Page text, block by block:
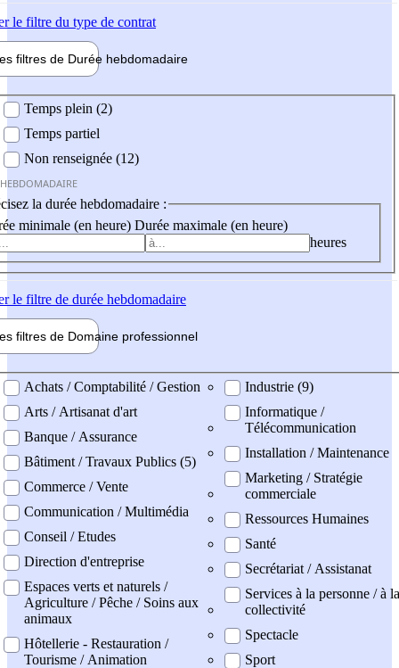
le filtre du type de contrat
filtres de Durée hebdomadaire
Temps plein (2)
Temps partiel
Non renseignée (12)
la durée hebdomadaire :
minimale (en heure) Durée maximale (en heure)
heures
le filtre de durée hebdomadaire
filtres de Domaine professionnel
professionel
Achats / Comptabilité / Gestion
Arts / Artisanat d'art
Banque / Assurance
Bâtiment / Travaux Publics (5)
Commerce / Vente
Communication / Multimédia
Conseil / Etudes
Direction d'entreprise
Espaces verts et naturels /
Agriculture / Pêche / Soins aux
animaux
Hôtellerie - Restauration /
Tourisme / Animation
Industrie (9)
Informatique /
Télécommunication
Installation / Maintenance
Marketing / Stratégie
commerciale
Ressources Humaines
Santé
Secrétariat / Assistanat
Services à la personne / à la
collectivité
Spectacle
Sport